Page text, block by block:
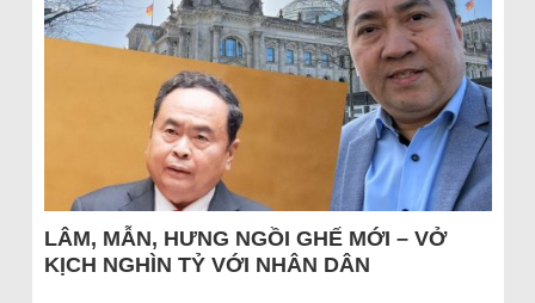
LÂM, MẪN, HƯNG NGỒI GHẾ MỚI – VỞ
KỊCH NGHÌN TỶ VỚI NHÂN DÂN